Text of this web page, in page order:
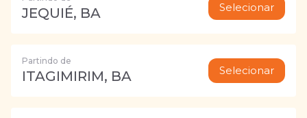
JEQUIÉ, BA Selecionar
Partindo de
ITAGIMIRIM, BA Selecionar